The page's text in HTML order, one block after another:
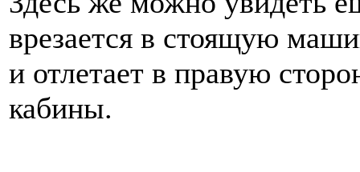
врезается в стоящую
и отлетает в правую
кабины.